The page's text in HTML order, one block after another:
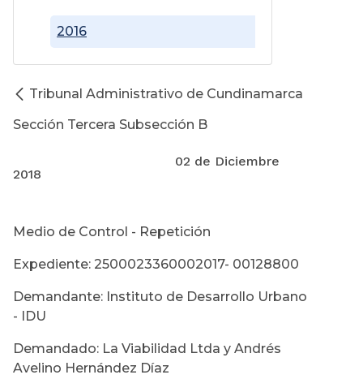
2016
Tribunal Administrativo de Cundinamarca
Sección Tercera Subsección B
02 de Diciembre
2018
Medio de Control - Repetición
Expediente: 2500023360002017- 00128800
Demandante: Instituto de Desarrollo Urbano
- IDU
Demandado: La Viabilidad Ltda y Andrés
Avelino Hernández Díaz